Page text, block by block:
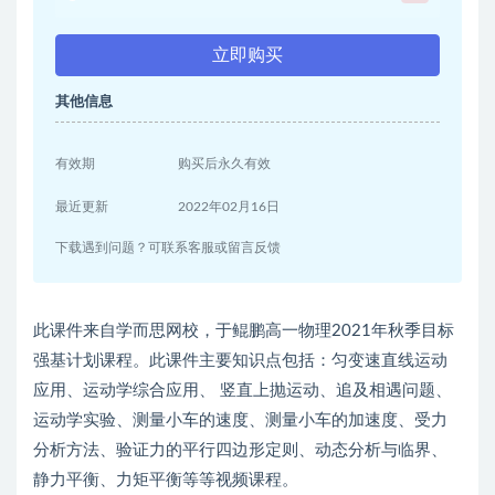
立即购买
其他信息
有效期 购买后永久有效
最近更新 2022年02月16日
下载遇到问题？可联系客服或留言反馈
此课件来自学而思网校，于鲲鹏高一物理2021年秋季目标
强基计划课程。此课件主要知识点包括：匀变速直线运动
应用、运动学综合应用、 竖直上抛运动、追及相遇问题、
运动学实验、测量小车的速度、测量小车的加速度、受力
分析方法、验证力的平行四边形定则、动态分析与临界、
静力平衡、力矩平衡等等视频课程。